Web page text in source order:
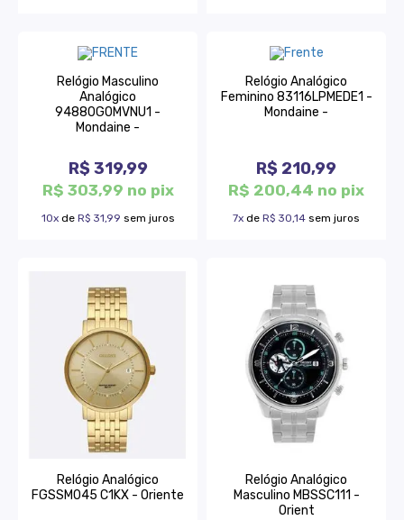
Relógio Masculino
Analógico
94880G0MVNU1 -
Mondaine -
R$ 319,99
R$ 303,99 no pix
10xde R$ 31,99 sem juros
Relógio Analógico
Feminino 83116LPMEDE1 -
Mondaine -
R$ 210,99
R$ 200,44 no pix
7x de R$ 30,14 sem juros
Relógio Analógico
FGSSM045 C1KX - Oriente
Relógio Analógico
Masculino MBSSC111 -
Orient